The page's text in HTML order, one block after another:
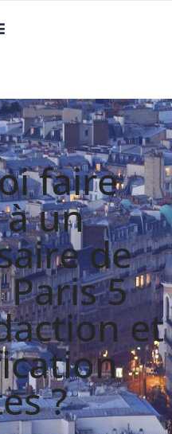
faire
un
de
Paris 5
et
?